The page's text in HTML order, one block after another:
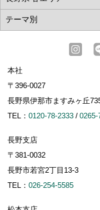
本社
〒396-0027
長野県伊那市ますみヶ丘
TEL： 0120-78-2333 / 0265-
長野支店
〒381-0032
長野市若宮2丁目13-3
TEL： 026-254-5585